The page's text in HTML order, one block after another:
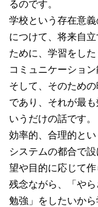
るのです。
学校という存在意
につけて、将来自
ために、学習をし
コミュニケーショ
そして、そのため
であり、それが最
いうだけの話です。
効率的、合理的と
システムの都合で
望や目的に応じて作
残念ながら、「や
勉強」をしたいか